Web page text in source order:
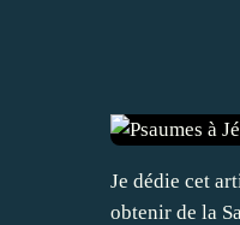
Je dédie cet
obtenir de la